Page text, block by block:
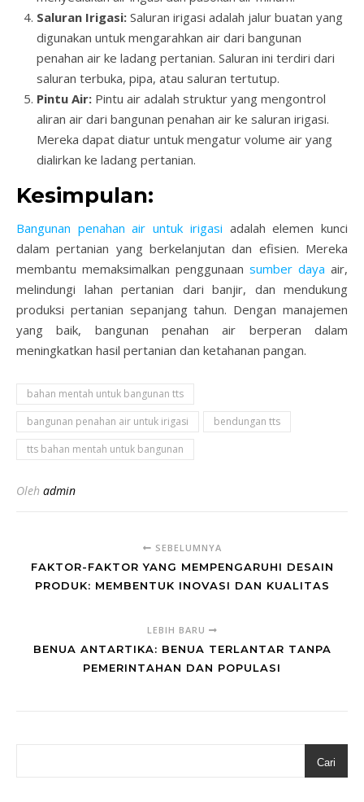
Saluran Irigasi: Saluran irigasi adalah jalur buatan yang
digunakan untuk mengarahkan air dari bangunan
penahan air ke ladang pertanian. Saluran ini terdiri dari
saluran terbuka, pipa, atau saluran tertutup.
Pintu Air: Pintu air adalah struktur yang mengontrol
aliran air dari bangunan penahan air ke saluran irigasi.
Mereka dapat diatur untuk mengatur volume air yang
dialirkan ke ladang pertanian.
Kesimpulan:
Bangunan penahan air untuk irigasi adalah elemen kunci
dalam pertanian yang berkelanjutan dan efisien. Mereka
membantu memaksimalkan penggunaan sumber daya air,
melindungi lahan pertanian dari banjir, dan mendukung
produksi pertanian sepanjang tahun. Dengan manajemen
yang baik, bangunan penahan air berperan dalam
meningkatkan hasil pertanian dan ketahanan pangan.
bahan mentah untuk bangunan tts
bangunan penahan air untuk irigasi
bendungan tts
tts bahan mentah untuk bangunan
Oleh admin
SEBELUMNYA
FAKTOR-FAKTOR YANG MEMPENGARUHI DESAIN
PRODUK: MEMBENTUK INOVASI DAN KUALITAS
LEBIH BARU
BENUA ANTARTIKA: BENUA TERLANTAR TANPA
PEMERINTAHAN DAN POPULASI
Cari